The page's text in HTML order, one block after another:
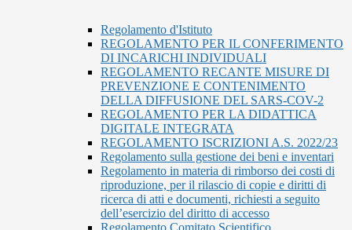
Regolamento d'Istituto
REGOLAMENTO PER IL CONFERIMENTO
DI INCARICHI INDIVIDUALI
REGOLAMENTO RECANTE MISURE DI
PREVENZIONE E CONTENIMENTO
DELLA DIFFUSIONE DEL SARS-COV-2
REGOLAMENTO PER LA DIDATTICA
DIGITALE INTEGRATA
REGOLAMENTO ISCRIZIONI A.S. 2022/23
Regolamento sulla gestione dei beni e inventari
Regolamento in materia di rimborso dei costi di
riproduzione, per il rilascio di copie e diritti di
ricerca di atti e documenti, richiesti a seguito
dell’esercizio del diritto di accesso